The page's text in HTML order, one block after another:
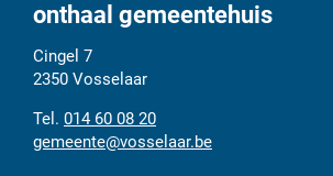
onthaal gemeentehuis
Adres
Cingel 7
2350 Vosselaar
Tel.
014 60 08 20
E-
mail
gemeente@vosselaar.be